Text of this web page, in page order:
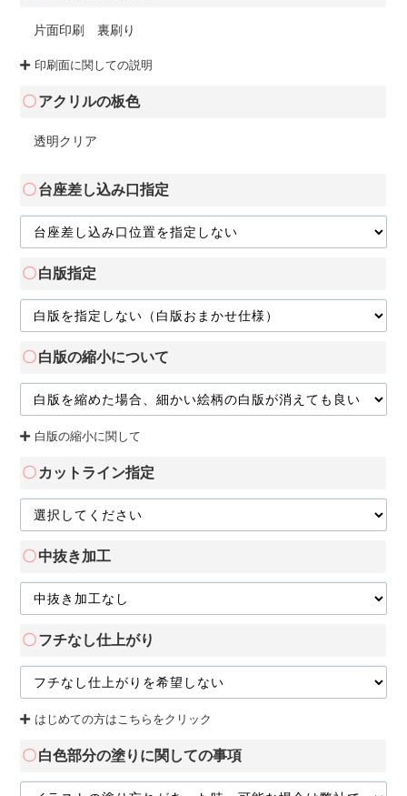
片面印刷 裏刷り
印刷面に関しての説明
アクリルの板色
透明クリア
台座差し込み口指定
白版指定
白版の縮小について
白版の縮小に関して
カットライン指定
中抜き加工
フチなし仕上がり
はじめての方はこちらをクリック
白色部分の塗りに関しての事項